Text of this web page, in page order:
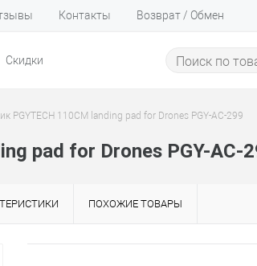
Контакты Возврат / Обмен
Скидки
PGYTECH 110CM landing pad for Drones PGY-AC-299
pad for Drones PGY-AC-
ПОХОЖИЕ ТОВАРЫ